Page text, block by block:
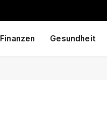
Finanzen Gesundheit